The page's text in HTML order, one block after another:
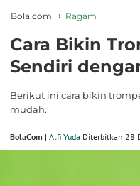
Bola.com Ragam
Cara Bikin
Sendiri
Berikut ini cara bikin
mudah.
BolaCom | Alfi Yuda Diterbitkan 28